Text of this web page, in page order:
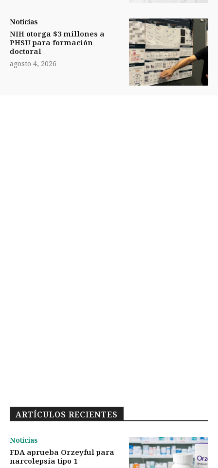
Noticias
NIH otorga $3 millones a
PHSU para formación
doctoral
agosto 4, 2026
ARTÍCULOS RECIENTES
Noticias
FDA aprueba Orzeyful para
narcolepsia tipo 1